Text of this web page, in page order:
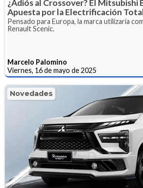
¿Adiós al Crossover? El Mitsubishi
Apuesta por la Electrificación
Pensado para Europa, la marca utilizaría
Renault Scenic.
Marcelo Palomino
Viernes, 16 de mayo de 2025
Novedades